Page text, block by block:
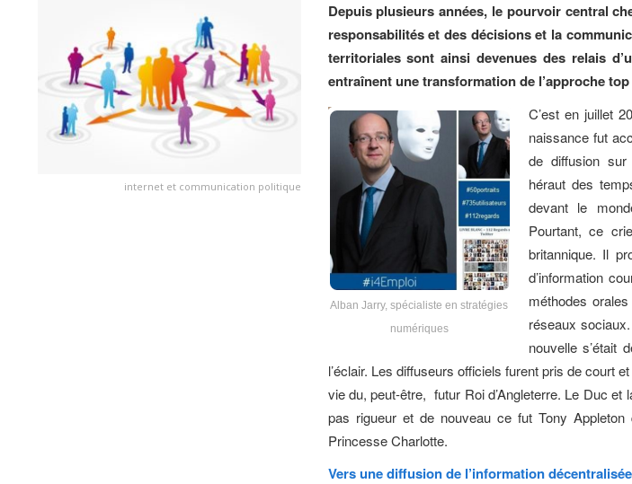
internet et communication politique
Depuis plusieurs années, le pourvoir central
responsabilités et des décisions et la
territoriales sont ainsi devenues des relais
entraînent une transformation de l’approche
Alban Jarry, spécialiste en stratégies
numériques
C’est en juillet
naissance fut
de diffusion sur
héraut des
devant le
Pourtant, ce
britannique. Il
d’information
méthodes
réseaux
nouvelle s’était
l’éclair. Les diffuseurs officiels furent pris de court
vie du, peut-être, futur Roi d’Angleterre. Le Duc
pas rigueur et de nouveau ce fut Tony
Princesse Charlotte.
Vers une diffusion de l’information décentralisée